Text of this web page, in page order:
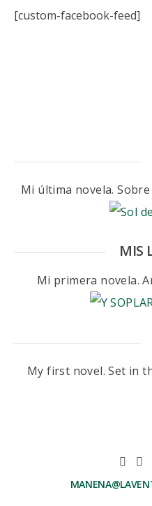
[custom-facebook-feed]
Mi última novela.
MIS
Mi primera novela.
My first novel. Set in